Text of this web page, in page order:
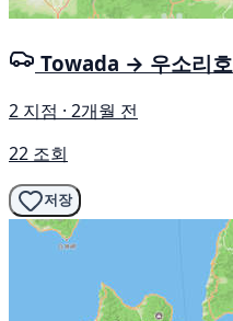
Towada → 우소리호
2 지점 · 2개월 전
22 조회
저장